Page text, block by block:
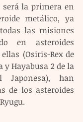
será la primera en
metálico, ya
las misiones
en asteroides
(Osiris-Rex de
y Hayabusa 2 de la
Japonesa), han
de los asteroides